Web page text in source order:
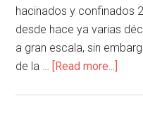
hacinados y confinados
desde hace ya varias
a gran escala, sin
de la … [Read more...]